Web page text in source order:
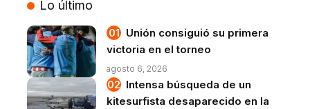
Lo último
Unión consiguió su primera
victoria en el torneo
agosto 6, 2026
Intensa búsqueda de un
kitesurfista desaparecido en la